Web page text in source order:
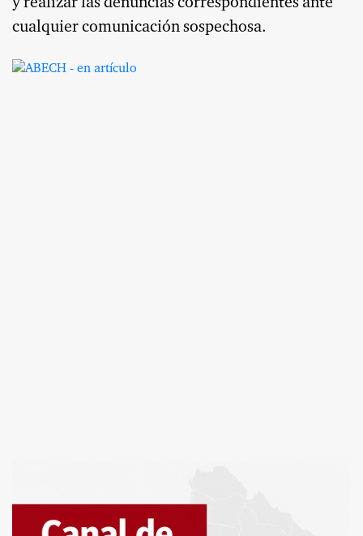
cualquier comunicación sospechosa.